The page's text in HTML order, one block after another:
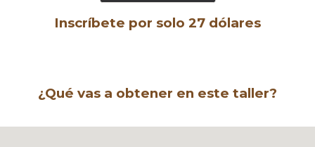
Inscríbete por solo 27 dólares
¿Qué vas a obtener en este taller?